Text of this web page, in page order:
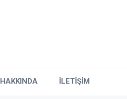
HAKKINDA İLETİŞİM